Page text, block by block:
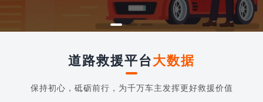
道路救援平台大数据
保持初心，砥砺前行，为千万车主发挥更好救援价值